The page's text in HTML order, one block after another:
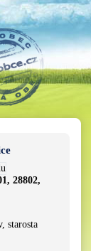
28802,
starosta